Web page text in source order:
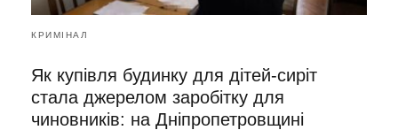
КРИМІНАЛ
Як купівля будинку для дітей-сиріт
стала джерелом заробітку для
чиновників: на Дніпропетровщині